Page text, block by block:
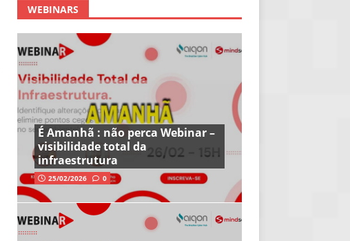
WEBINARS
É Amanhã : não perca Webinar –
visibilidade total da
infraestrutura
25/02/2026 0